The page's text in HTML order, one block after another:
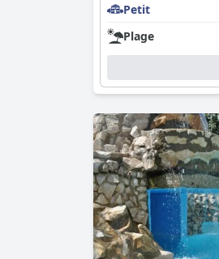
Petit
Plage